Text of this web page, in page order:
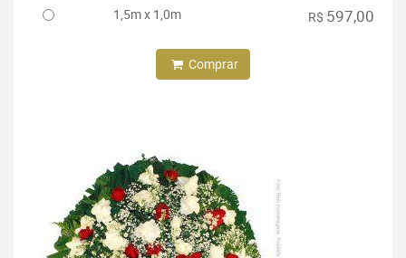
1,5m x 1,0m R$ 597,00
Comprar